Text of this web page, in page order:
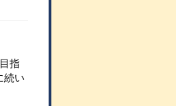
指
続い